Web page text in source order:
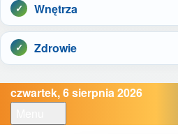
Wnętrza
Zdrowie
czwartek, 6 sierpnia 2026